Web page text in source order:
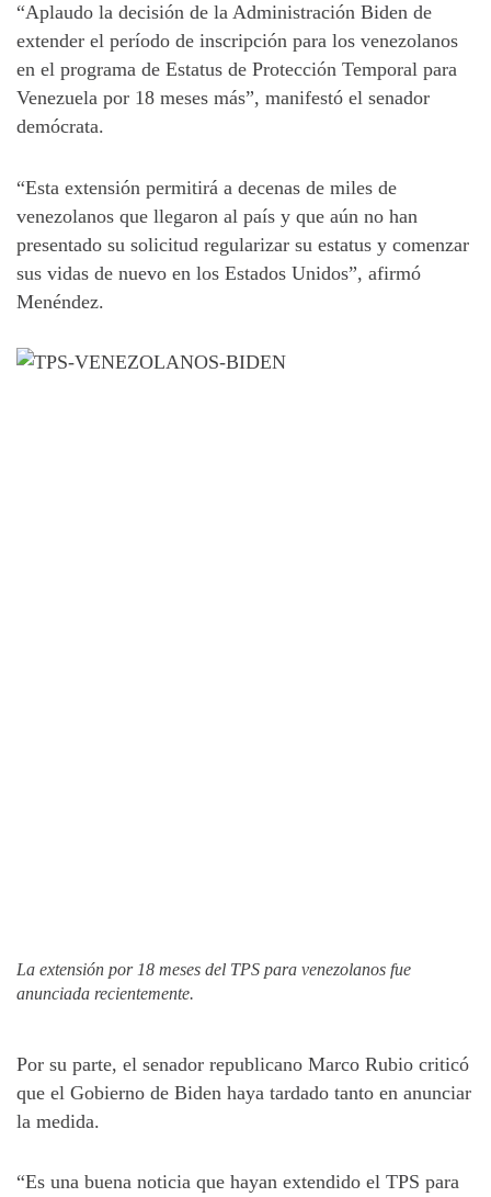
“Aplaudo la decisión de la Administración Biden de
extender el período de inscripción para los venezolanos
en el programa de Estatus de Protección Temporal para
Venezuela por 18 meses más”, manifestó el senador
demócrata.
“Esta extensión permitirá a decenas de miles de
venezolanos que llegaron al país y que aún no han
presentado su solicitud regularizar su estatus y comenzar
sus vidas de nuevo en los Estados Unidos”, afirmó
Menéndez.
La extensión por 18 meses del TPS para venezolanos fue
anunciada recientemente.
Por su parte, el senador republicano Marco Rubio criticó
que el Gobierno de Biden haya tardado tanto en anunciar
la medida.
“Es una buena noticia que hayan extendido el TPS para